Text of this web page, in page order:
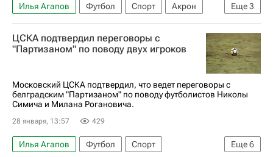
Еще3
Илья Агапов Футбол Спорт
Акрон
ПФК ЦСКА
Уфа Акрон (Тольятти)
ЦСКА подтвердил переговоры с
"Партизаном" по поводу двух игроков
Московский ЦСКА подтвердил, что ведет переговоры с
белградским "Партизаном" по поводу футболистов Николы
Симича и Милана Рогановича.
28 января, 13:57 429
Еще6
Илья Агапов Футбол
Спорт